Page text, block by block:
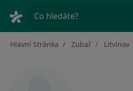
Co hledáte?
Hlavní Stránka Zubař Litvínov